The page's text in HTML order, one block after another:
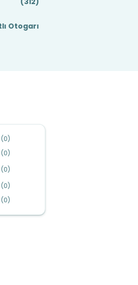
Otogarı
(0)
(0)
(0)
(0)
(0)